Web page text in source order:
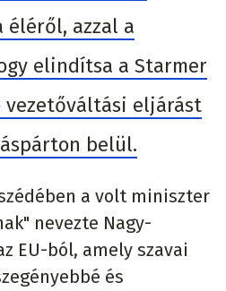
éléről, azzal a
elindítsa a Starmer
vezetőváltási eljárást
belül.
a volt miniszter
nevezte Nagy-
EU-ból, amely szavai
és